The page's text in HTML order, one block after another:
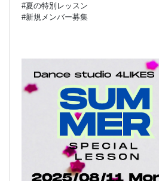
#夏の特別レッスン
#新規メンバー募集